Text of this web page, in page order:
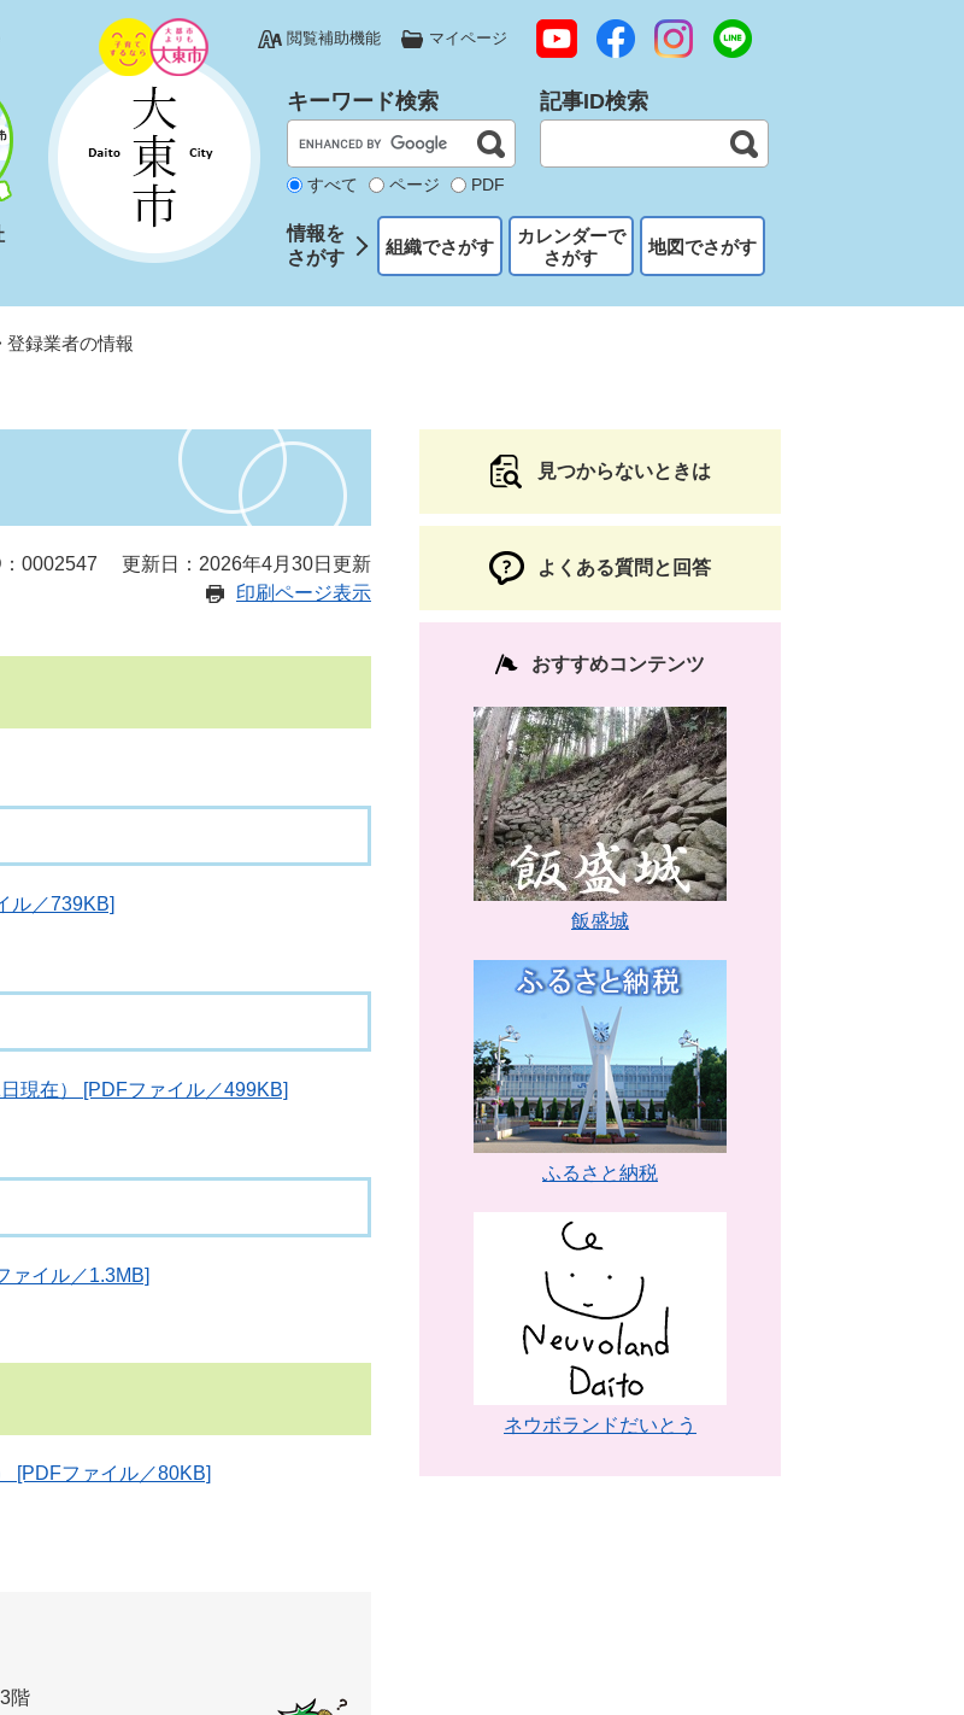
閲覧補助機能 マイページ
キーワード検索
すべて ページ PDF
記事ID検索
情報を
さがす
組織でさがす
カレンダーで
さがす
地図でさがす
登録業者の情報
0002547
更新日：2026年4月30日更新
印刷ページ表示
ル／739KB]
現在） [PDFファイル／499KB]
ァイル／1.3MB]
[PDFファイル／80KB]
階
見つからないときは
よくある質問と回答
おすすめコンテンツ
飯盛城
ふるさと納税
ネウボランドだいとう